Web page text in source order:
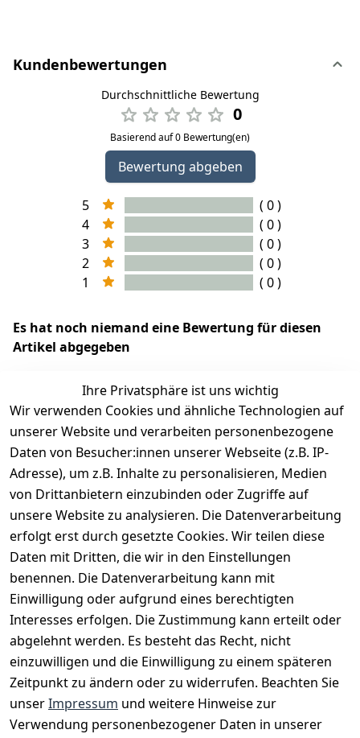
Kundenbewertungen
Durchschnittliche Bewertung
0
Basierend auf 0 Bewertung(en)
Bewertung abgeben
5
( 0 )
4
( 0 )
3
( 0 )
2
( 0 )
1
( 0 )
Es hat noch niemand eine Bewertung für diesen
Artikel abgegeben
EU-Verantwortliche Person - klicken Sie für Details
Ihre Privatsphäre ist uns wichtig
Wir verwenden Cookies und ähnliche Technologien auf
unserer Website und verarbeiten personenbezogene
Daten von Besucher:innen unserer Webseite (z.B. IP-
Adresse), um z.B. Inhalte zu personalisieren, Medien
von Drittanbietern einzubinden oder Zugriffe auf
unsere Website zu analysieren. Die Datenverarbeitung
erfolgt erst durch gesetzte Cookies. Wir teilen diese
Daten mit Dritten, die wir in den Einstellungen
benennen. Die Datenverarbeitung kann mit
Einwilligung oder aufgrund eines berechtigten
Interesses erfolgen. Die Zustimmung kann erteilt oder
abgelehnt werden. Es besteht das Recht, nicht
einzuwilligen und die Einwilligung zu einem späteren
Zeitpunkt zu ändern oder zu widerrufen. Beachten Sie
unserImpressum und weitere Hinweise zur
Verwendung personenbezogener Daten in unserer
Rechtliches
AGB
Impressum
Datenschutze
rklärung
Services
Kontakt
Registrieren
Katalog
Zahlungsm
öglichkeite
n
Vorkasse
PayPal
Versanddie
nstleister
Post